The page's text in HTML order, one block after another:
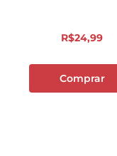
R$24,99
Comprar